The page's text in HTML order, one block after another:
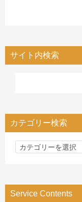
サイト内検索
カテゴリー検索
カ
リ
ー
Service Contents